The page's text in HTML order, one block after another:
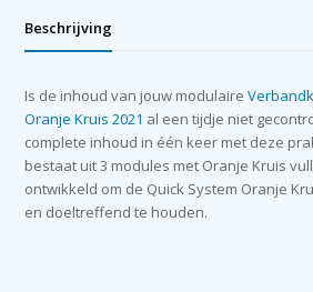
Beschrijving
Is de inhoud van jouw modulaire
Oranje Kruis 2021 al een tijdje niet
complete inhoud in één keer met deze
bestaat uit 3 modules met Oranje Kruis
ontwikkeld om de Quick System Oranje
en doeltreffend te houden.